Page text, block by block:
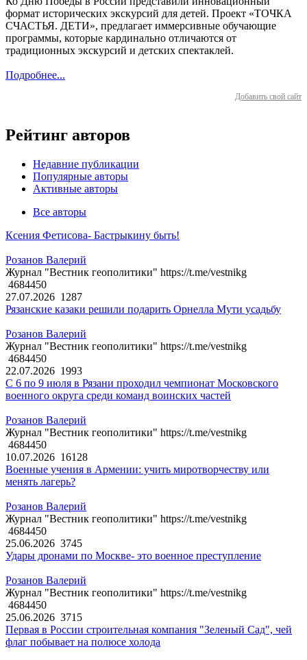
формат исторических экскурсий для детей. Проект «ТОЧКА
СЧАСТЬЯ. ДЕТИ», предлагает иммерсивные обучающие
программы, которые кардинально отличаются от
традиционных экскурсий и детских спектаклей.
Подробнее...
Добавить свой сайт
Рейтинг авторов
Недавние публикации
Популярные авторы
Активные авторы
Все авторы
Ксения Фетисова- Бастрыкину быть!
Розанов Валерий
Журнал "Вестник геополитики" https://t.me/vestnikg
4684450
27.07.2026 1287
Рязанские казаки решили подарить Орнелла Мути усадьбу
Розанов Валерий
Журнал "Вестник геополитики" https://t.me/vestnikg
4684450
22.07.2026 1993
С 6 по 9 июля в Рязани проходил чемпионат Московского
военного округа среди команд воинских частей
Розанов Валерий
Журнал "Вестник геополитики" https://t.me/vestnikg
4684450
10.07.2026 16128
Военные учения в Армении: учить миротворчеству или
менять лагерь?
Розанов Валерий
Журнал "Вестник геополитики" https://t.me/vestnikg
4684450
25.06.2026 3745
Удары дронами по Москве- это военное преступление
Розанов Валерий
Журнал "Вестник геополитики" https://t.me/vestnikg
4684450
25.06.2026 3715
Первая в России строительная компания "Зеленый Сад", чей
флаг побывает на полюсе холода